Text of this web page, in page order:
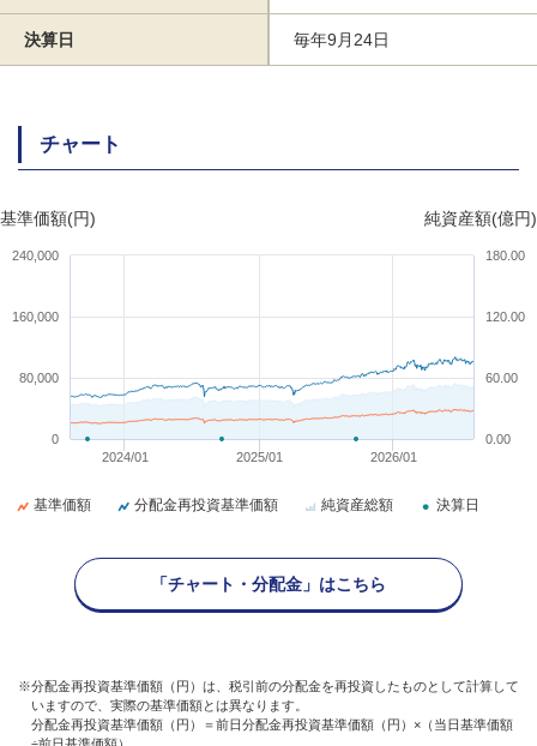
決算日 毎年9月24日
チャート
基準価額(円) 純資産額(億円)
2024/01 2025/01 2026/01
0
80,000
160,000
240,000
0.00
60.00
120.00
180.00
基準価額 分配金再投資基準価額 純資産総額 決算日
「チャート・分配金」はこちら
※分配金再投資基準価額（円）は、税引前の分配金を再投資したものとして計算して
いますので、実際の基準価額とは異なります。
分配金再投資基準価額（円）＝前日分配金再投資基準価額（円）×（当日基準価額